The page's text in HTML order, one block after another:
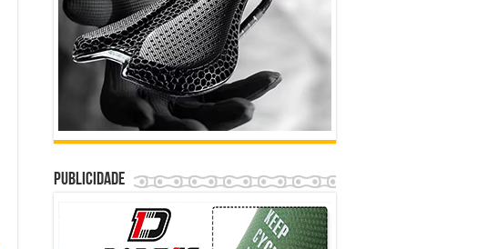
Publicidade